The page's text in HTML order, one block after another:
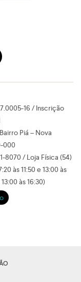
16 / Inscrição
Piá – Nova
000
8070 / Loja Física (54)
às 11:50 e 13:00 às
às 16:30)